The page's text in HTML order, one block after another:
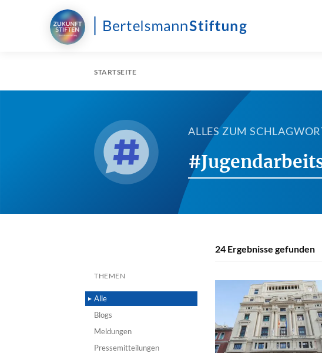
STARTSEITE
ALLES ZUM
THEMEN
Alle
Blogs
Meldungen
Pressemitteilungen
24 Ergebnisse gefunden